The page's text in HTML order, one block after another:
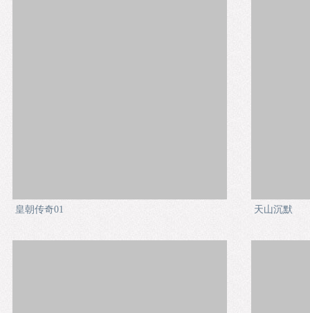
皇朝传奇01 天山沉默